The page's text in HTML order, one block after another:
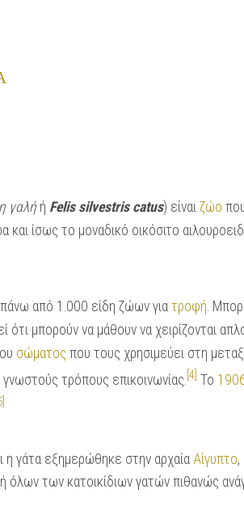
γαλή ή Felis silvestris catus) είναι ζώο
και ίσως το μοναδικό οικόσιτο
από 1.000 είδη ζώων για τροφή .
ότι μπορούν να μάθουν να χειρίζονται
σώματος που τους χρησιμεύει στη
τρόπους επικοινωνίας. [4] Το
η γάτα εξημερώθηκε στην αρχαία Αίγυπτο
όλων των κατοικίδιων γατών πιθανώς